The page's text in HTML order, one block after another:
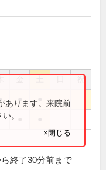
祝
● ●
あります。来院前
。
×閉じる
終了30分前まで